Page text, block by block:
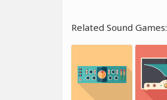
Related Sound Games: